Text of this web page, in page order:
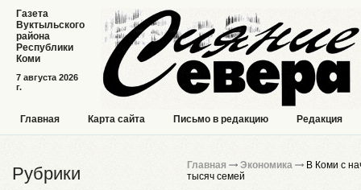
7 августа 2026
г.
Газета
Вуктыльского
района
Республики
Коми
Главная Карта сайта Письмо в редакцию Редакция
Рубрики Главная Экономика
В Коми с
тысяч семей